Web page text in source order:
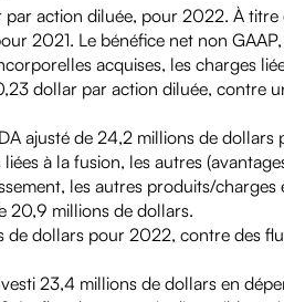
action diluée, pour 2022. À titre
2021. Le bénéfice net non
acquises, les charges
dollar par action diluée, contre
ajusté de 24,2 millions de dollars
à la fusion, les autres
les autres produits/
20,9 millions de dollars.
de dollars pour 2022, contre des
23,4 millions de dollars en